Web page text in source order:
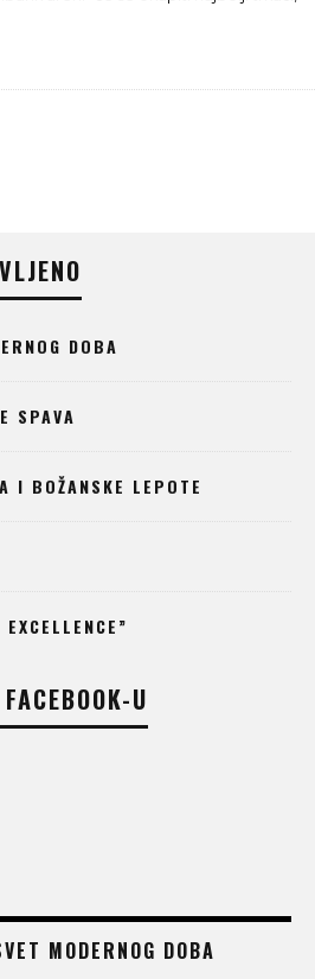
DOBA
SPAVA
I BOŽANSKE LEPOTE
U
MODERNOG DOBA